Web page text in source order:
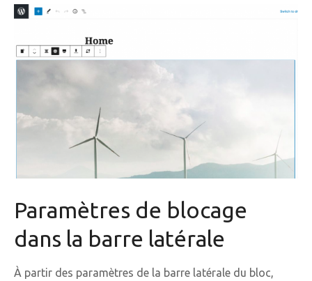
Paramètres de blocage
dans la barre latérale
À partir des paramètres de la barre latérale du bloc,